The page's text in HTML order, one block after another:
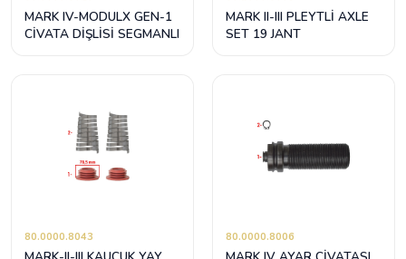
MARK IV-MODULX GEN-1
CİVATA DİŞLİSİ SEGMANLI
MARK II-III PLEYTLİ AXLE
SET 19 JANT
80.0000.8043 80.0000.8006